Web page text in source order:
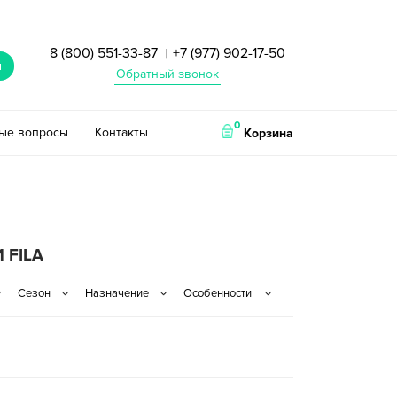
8 (800) 551-33-87 | +7 (977) 902-17-50
Обратный звонок
вопросы Контакты 0
Корзина